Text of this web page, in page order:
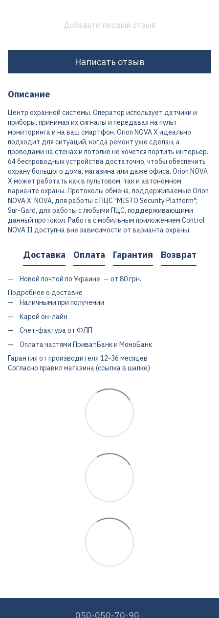
Добавьте первый отзыв
Написать отзыв
Описание
Центр охранной системы. Оператор использует датчики и
приборы, принимая их сигналы и передавая на пульт
мониторинга и на ваш смартфон. Orion NOVA X идеально
подходит для ситуаций, когда ремонт уже сделан, а
проводами на стенах и потолке не хочется портить интерьер.
64 беспроводных устройства достаточно, чтобы обеспечить
охрану большого дома, магазина или даже офиса. Orion NOVA
X может работать как в пультовом, так и автономном
варианте охраны. Протоколы обмена, поддерживаемые Orion
NOVA X: NOVA, для работы с ПЦС "MISTO Security Platform";
Sur-Gard, для работы с любыми ПЦС, поддерживающими
данный протокол. Работа с мобильным приложением Control
NOVA II доступна вне зависимости от варианта охраны.
Доставка Оплата Гарантия Возврат
Новой почтой по Украине — от 80 грн.
Подробнее о доставке
Наличными при получении
Карой он-лайн
Счет-фактура от ФЛП
Оплата частями ПриватБанк и МоноБанк
Гарантия от производителя 12-36 месяцев
Согласно правил магазина (ссылка в шапке)
050-050-70-90